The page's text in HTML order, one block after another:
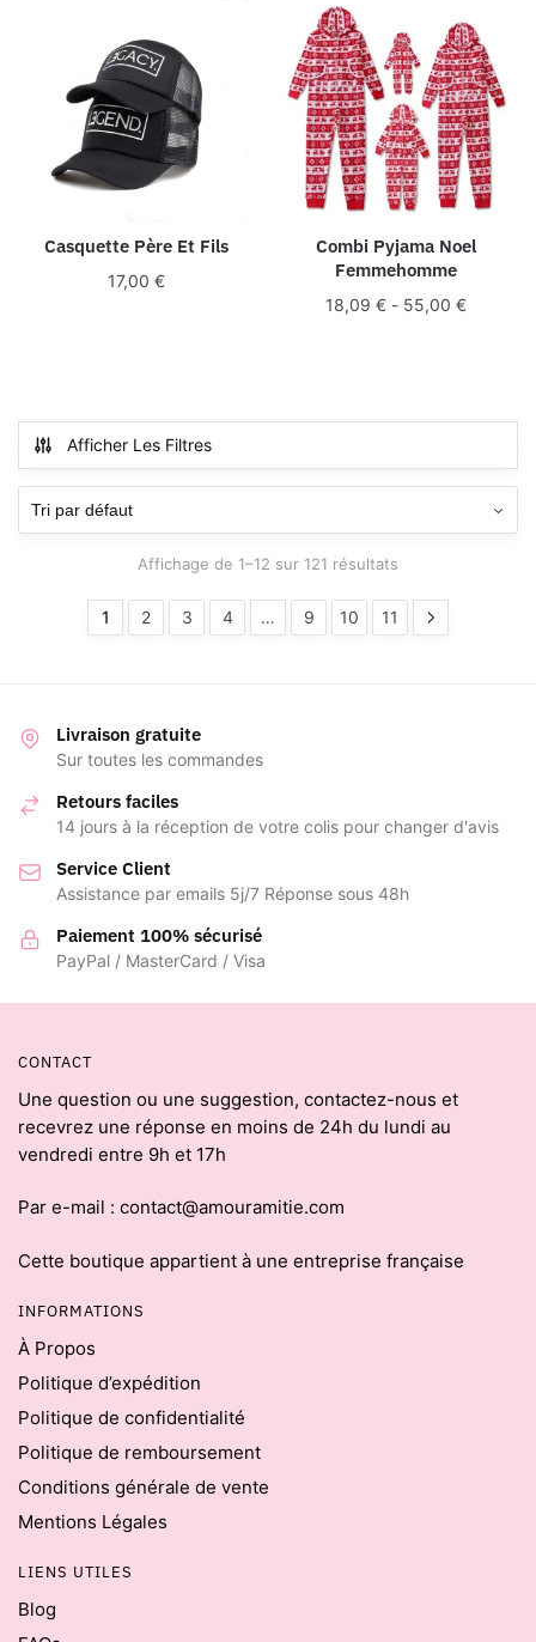
Casquette Père Et Fils
17,00 €
Combi Pyjama Noel
Femmehomme
18,09 €- 55,00 €
Afficher Les Filtres
Affichage de 1–12 sur 121 résultats
1 2 3 4 … 9 10 11
Livraison gratuite
Sur toutes les commandes
Retours faciles
14 jours à la réception de votre colis pour changer d'avis
Service Client
Assistance par emails 5j/7 Réponse sous 48h
Paiement 100% sécurisé
PayPal / MasterCard / Visa
CONTACT
Une question ou une suggestion, contactez-nous et
recevrez une réponse en moins de 24h du lundi au
vendredi entre 9h et 17h
Par e-mail : contact@amouramitie.com
Cette boutique appartient à une entreprise française
INFORMATIONS
À Propos
Politique d’expédition
Politique de confidentialité
Politique de remboursement
Conditions générale de vente
Mentions Légales
LIENS UTILES
Blog